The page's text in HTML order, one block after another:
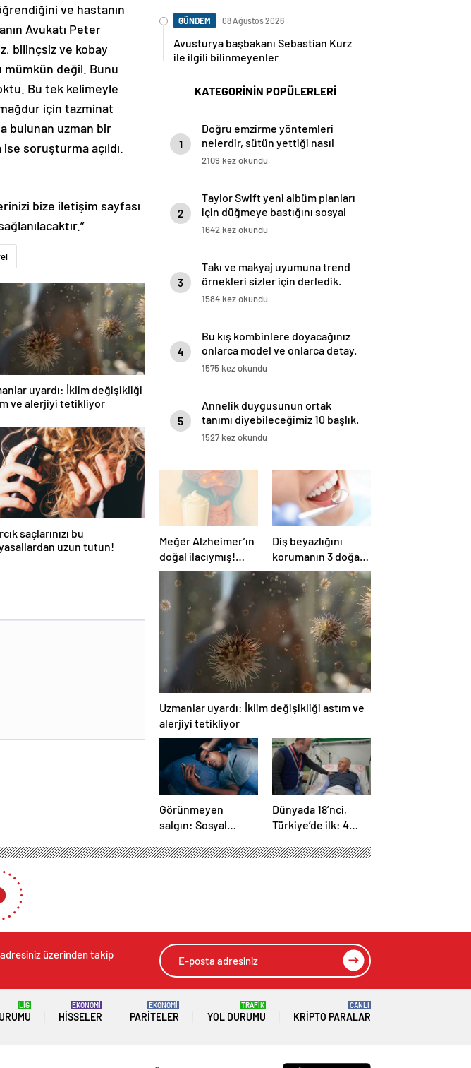
ve hastanın
Avukatı Peter
bilinçsiz ve kobay
değil. Bunu
Bu tek kelimeyle
için tazminat
bulunan uzman bir
soruşturma açıldı.
bize iletişim sayfası
uyardı: İklim değişikliği
ve alerjiyi tetikliyor
saçlarınızı bu
uzun tutun!
GÜNDEM 08 Ağustos 2026
Avusturya başbakanı Sebastian Kurz
ile ilgili bilinmeyenler
KATEGORİNİN POPÜLERLERİ
1
Doğru emzirme yöntemleri
nelerdir, sütün yettiği nasıl
anlaşılır?
2109 kez okundu
2
Taylor Swift yeni albüm planları
için düğmeye bastığını sosyal
medyadan duyurdu!
1642 kez okundu
3
Takı ve makyaj uyumuna trend
örnekleri sizler için derledik.
1584 kez okundu
4
Bu kış kombinlere doyacağınız
onlarca model ve onlarca detay.
1575 kez okundu
5
Annelik duygusunun ortak
tanımı diyebileceğimiz 10 başlık.
1527 kez okundu
Meğer Alzheimer’ın
doğal ilacıymış!
Bağırsak
iltihaplanmasını
önlüyor…
Diş beyazlığını
korumanın 3 doğal
yolu
Uzmanlar uyardı: İklim değişikliği astım ve
alerjiyi tetikliyor
Görünmeyen
salgın: Sosyal
ediyor… Fiziksel,
Dünyada 18’nci,
Türkiye’de ilk: 4
kapağına TAVİ
üzerinden takip
LİG
HISSELER
EKONOMİ
PARITELER
EKONOMİ
YOL DURUMU
TRAFİK
KRIPTO PARALAR
CANLI